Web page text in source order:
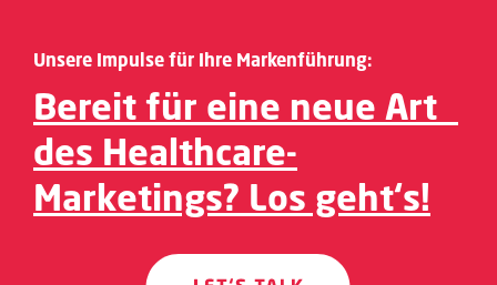
Unsere Impulse für Ihre Markenführung:
Bereit für eine neue Art
des Healthcare-
Marketings? Los geht‘s!